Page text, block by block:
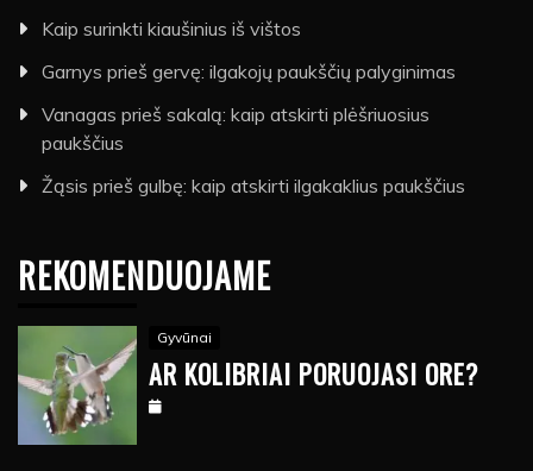
Kaip surinkti kiaušinius iš vištos
Garnys prieš gervę: ilgakojų paukščių palyginimas
Vanagas prieš sakalą: kaip atskirti plėšriuosius
paukščius
Žąsis prieš gulbę: kaip atskirti ilgakaklius paukščius
REKOMENDUOJAME
Gyvūnai
AR KOLIBRIAI PORUOJASI ORE?